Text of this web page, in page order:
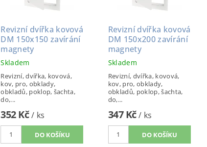
Revizní dvířka kovová
DM 150x150 zavírání
magnety
Skladem
Revizní, dvířka, kovová,
kov, pro, obklady,
obkladů, poklop, šachta,
do,...
352 Kč/ ks
Revizní dvířka kovová
DM 150x200 zavírání
magnety
Skladem
Revizní, dvířka, kovová,
kov, pro, obklady,
obkladů, poklop, šachta,
do,...
347 Kč/ ks